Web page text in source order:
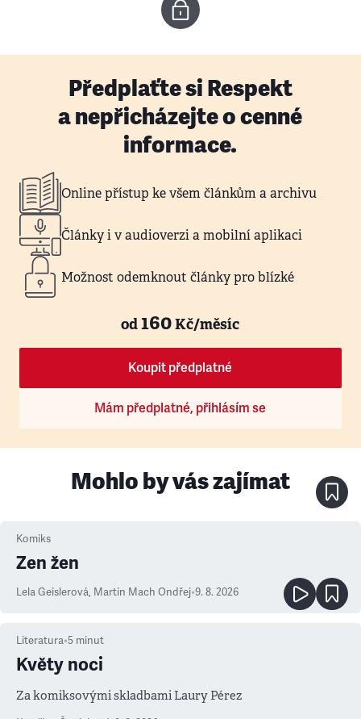
Předplaťte si Respekt
a nepřicházejte o cenné
informace.
Online přístup ke všem článkům a archivu
Články i v audioverzi a mobilní aplikaci
Možnost odemknout články pro blízké
od160Kč/měsíc
Koupit předplatné
Mám předplatné, přihlásím se
Mohlo by vás zajímat
Komiks
Zen žen
Lela Geislerová, Martin Mach Ondřej•9. 8. 2026
Literatura•5 minut
Květy noci
Za komiksovými skladbami Laury Pérez